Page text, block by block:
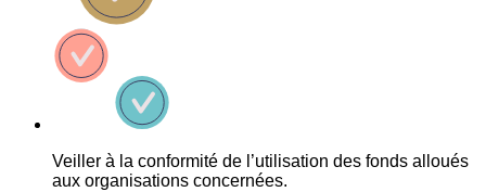
Veiller à la conformité de l’utilisation des fonds alloués
aux organisations concernées.